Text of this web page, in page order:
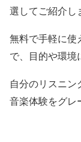
選してご紹介し
無料で手軽に使
で、目的や環境
自分のリスニン
音楽体験をグレ